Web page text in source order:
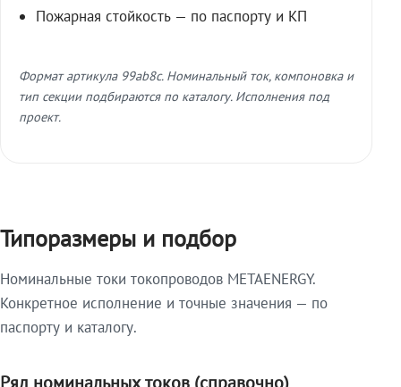
Пожарная стойкость — по паспорту и КП
Формат артикула 99ab8c. Номинальный ток, компоновка и
тип секции подбираются по каталогу. Исполнения под
проект.
Типоразмеры и подбор
Номинальные токи токопроводов METAENERGY.
Конкретное исполнение и точные значения — по
паспорту и каталогу.
Ряд номинальных токов (справочно)